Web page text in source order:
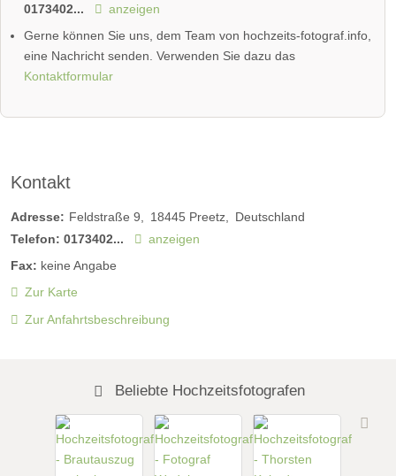
0173402...
anzeigen
Gerne können Sie uns, dem Team von hochzeits-fotograf.info,
eine Nachricht senden. Verwenden Sie dazu das
Kontaktformular
Kontakt
Adresse: Feldstraße 9 18445 Preetz
Deutschland
Telefon: 0173402...
anzeigen
Fax: keine Angabe
Zur Karte
Zur Anfahrtsbeschreibung
Beliebte Hochzeitsfotografen